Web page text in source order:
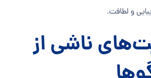
و لطافت.
ناشی از